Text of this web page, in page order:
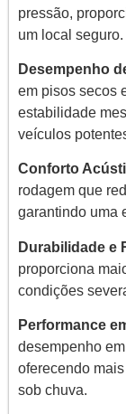
pressão,
um local seguro.
Desempenho
em pisos secos
estabilidade
veículos
Conforto
rodagem que
garantindo uma
Durabilidade e
proporciona
condições
Performance
desempenho
oferecendo
sob chuva.